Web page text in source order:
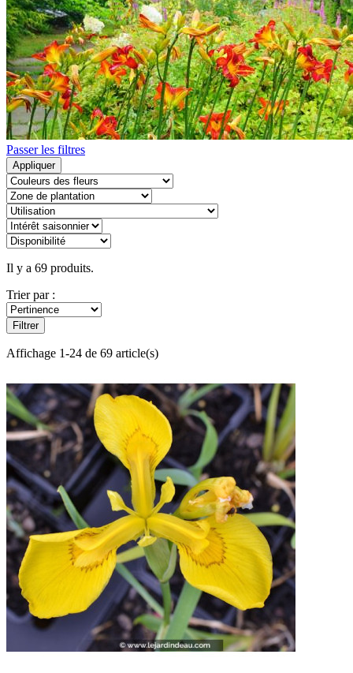
Passer les filtres
Appliquer
Il y a 69 produits.
Trier par :
Filtrer
Affichage 1-24 de 69 article(s)